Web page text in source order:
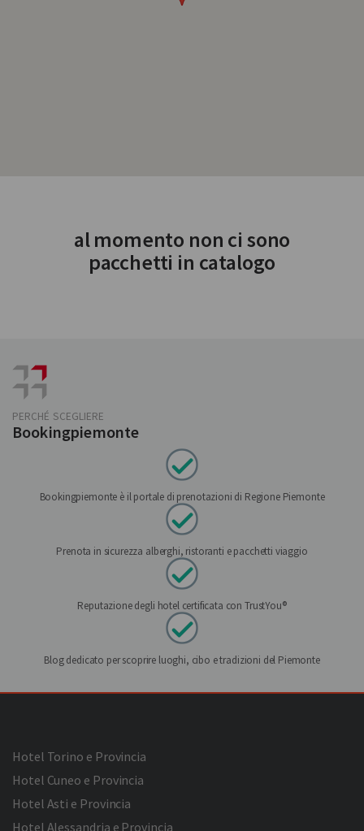
al momento non ci sono
pacchetti in catalogo
PERCHÉ SCEGLIERE
Bookingpiemonte
Bookingpiemonte è il portale di prenotazioni di Regione Piemonte
Prenota in sicurezza alberghi, ristoranti e pacchetti viaggio
Reputazione degli hotel certificata con TrustYou®
Blog dedicato per scoprire luoghi, cibo e tradizioni del Piemonte
Hotel Torino e Provincia
Hotel Cuneo e Provincia
Hotel Asti e Provincia
Hotel Alessandria e Provincia